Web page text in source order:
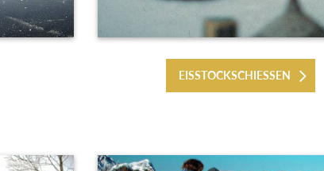
EISSTOCKSCHIESSEN